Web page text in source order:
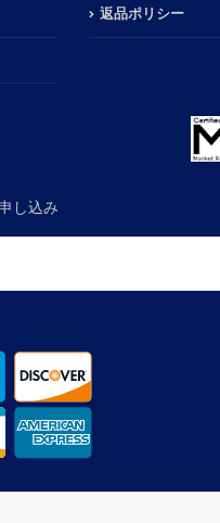
返品ポリシー
し込み